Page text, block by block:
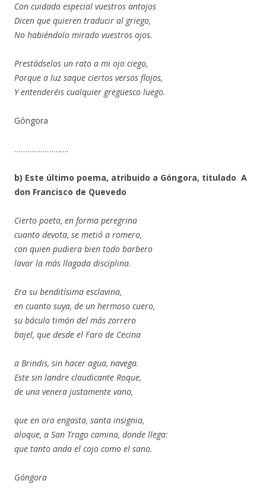
Con cuidado especial vuestros antojos
Dicen que quieren traducir al griego,
No habiéndolo mirado vuestros ojos.
Prestádselos un rato a mi ojo ciego,
Porque a luz saque ciertos versos flojos,
Y entenderéis cualquier gregüesco luego.
Góngora
…………………….
b) Este último poema, atribuido a Góngora, titulado A
don Francisco de Quevedo
Cierto poeta, en forma peregrina
cuanto devota, se metió a romero,
con quien pudiera bien todo barbero
lavar la más llagada disciplina.
Era su benditísima esclavina,
en cuanto suya, de un hermoso cuero,
su báculo timón del más zorrero
bajel, que desde el Faro de Cecina
a Brindis, sin hacer agua, navega.
Este sin landre claudicante Roque,
de una venera justamente vano,
que en oro engasta, santa insignia,
aloque, a San Trago camina, donde llega:
que tanto anda el cojo como el sano.
Góngora